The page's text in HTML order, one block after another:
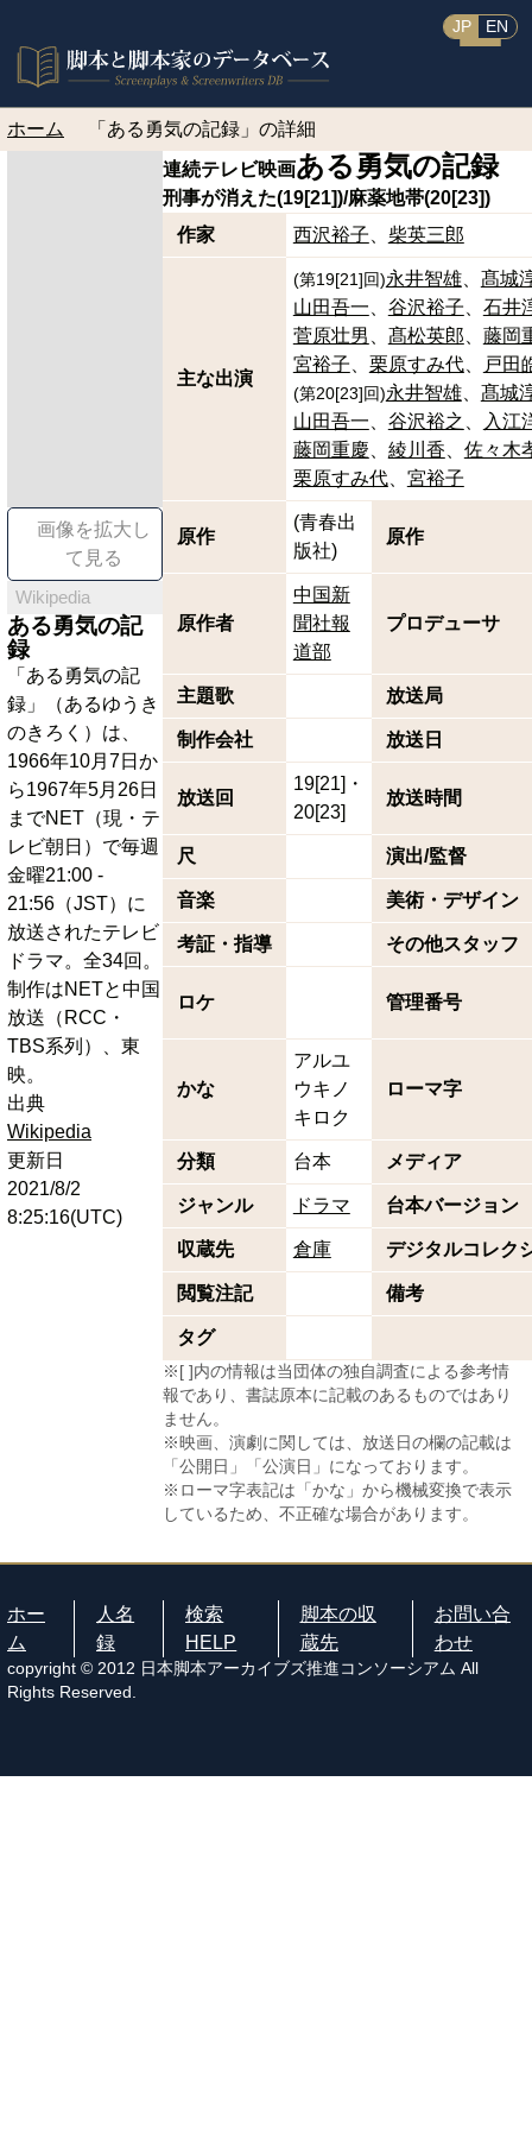
JP EN
ホーム 「ある勇気の記録」の詳細
画像を拡大し
て見る
Wikipedia
ある勇気の記
録
「ある勇気の記
録」（あるゆうき
のきろく）は、
1966年10月7日か
ら1967年5月26日
までNET（現・テ
レビ朝日）で毎週
金曜21:00 -
21:56（JST）に
放送されたテレビ
ドラマ。全34回。
制作はNETと中国
放送（RCC・
TBS系列）、東
映。
出典
Wikipedia
更新日
2021/8/2
8:25:16(UTC)
連続テレビ映画ある勇気の記録
刑事が消えた(19[21])/麻薬地帯(20[23])
作家
西沢裕子 柴英三郎
主な出演
(第19[21] 回)永井智雄
髙城
山田吾一
谷沢裕子
石井
菅原壮男
髙松英郎
藤岡
宮裕子
栗原すみ代 戸田
(第20[23] 回)永井智雄
髙城
山田吾一
谷沢裕之
入江
藤岡重慶
綾川香
佐々木
栗原すみ代
宮裕子
原作
(青春出
版社)
原作
原作者
中国新
聞社報
道部
プロデューサ
主題歌 放送局
制作会社 放送日
放送回
19[21]・
20[23]
放送時間
尺 演出/監督
音楽 美術・デザイン
考証・指導 その他スタッフ
ロケ 管理番号
かな
アルユ
ウキノ
キロク
ローマ字
分類 台本 メディア
ジャンル ドラマ 台本バージョン
収蔵先 倉庫 デジタルコレク
閲覧注記 備考
タグ
※[ ]内の情報は当団体の独自調査による参考情
報であり、書誌原本に記載のあるものではあり
ません。
※映画、演劇に関しては、放送日の欄の記載は
「公開日」「公演日」になっております。
※ローマ字表記は「かな」から機械変換で表示
しているため、不正確な場合があります。
ホー
ム
人名
録
検索
HELP
脚本の収
蔵先
お問い合
わせ
copyright © 2012 日本脚本アーカイブズ推進コンソーシアム All
Rights Reserved.